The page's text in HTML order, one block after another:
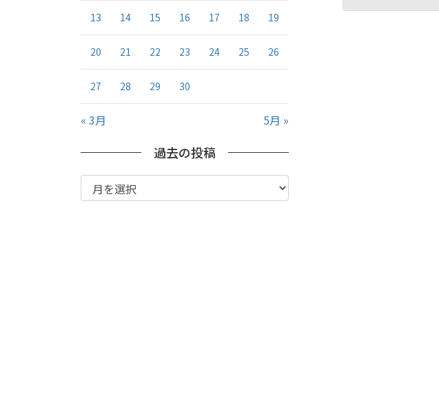
13 14 15 16 17 18 19
20 21 22 23 24 25 26
27 28 29 30
« 3月 5月 »
過去の投稿
過
去